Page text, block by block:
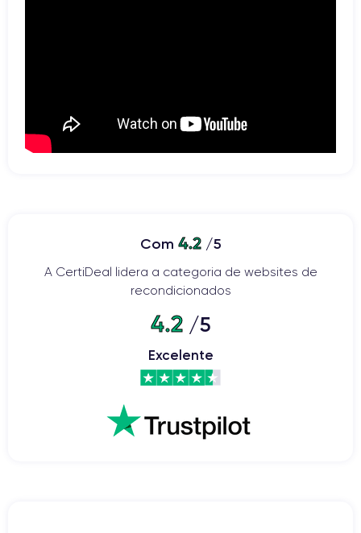
Com 4.2/5
A CertiDeal lidera a categoria de websites de
recondicionados
4.2/5
Excelente